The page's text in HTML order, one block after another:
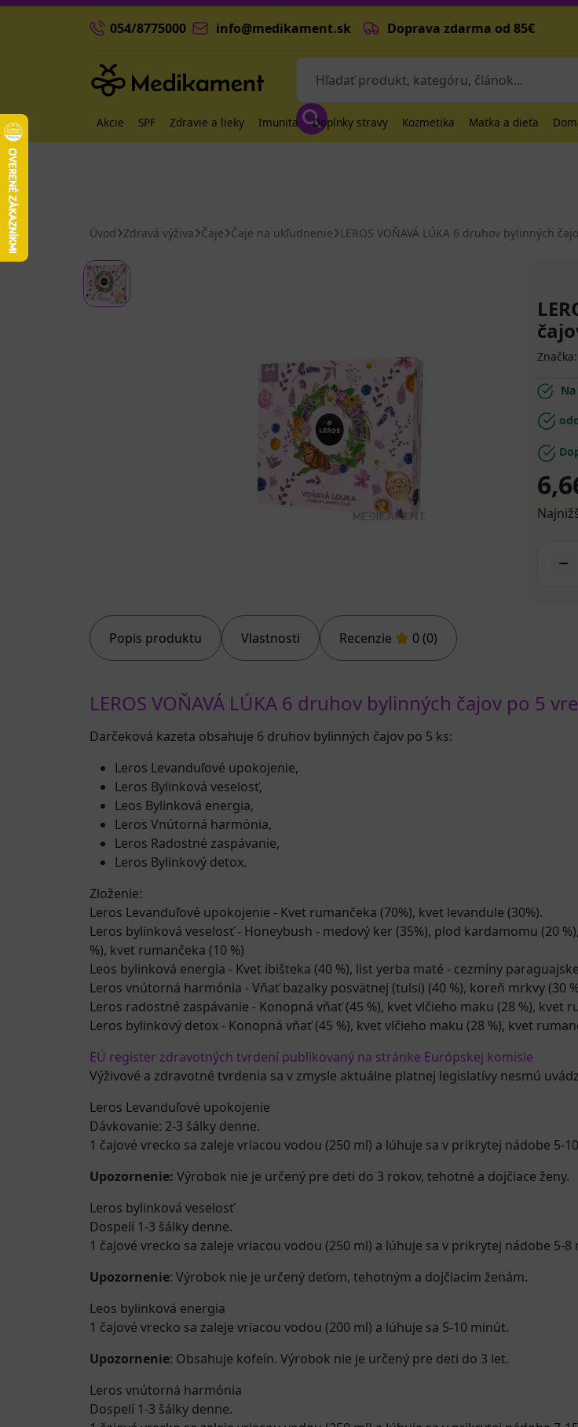
054/8775000 info@medikament.sk Doprava zdarma od 85€
Akcie SPF Zdravie a lieky Imunita Doplnky stravy Kozmetika Matka a dieťa
Úvod Zdravá výživa Čaje Čaje na ukľudnenie LEROS VOŇAVÁ LÚKA 6 druhov bylinných
Popis produktu Vlastnosti Recenzie 0 (0)
Značka:
LEROS VOŇAVÁ LÚKA 6 druhov bylinných čajov po 5
Darčeková kazeta obsahuje 6 druhov bylinných čajov po 5 ks:
Leros Levanduľové upokojenie,
Leros Bylinková veselosť,
Leos Bylinková energia,
Leros Vnútorná harmónia,
Leros Radostné zaspávanie,
Leros Bylinkový detox.
Zloženie:
Leros Levanduľové upokojenie - Kvet rumančeka (70%), kvet levandule (30%).
Leros bylinková veselosť - Honeybush - medový ker (35%), plod kardamomu (20
%), kvet rumančeka (10 %)
Leos bylinková energia - Kvet ibišteka (40 %), list yerba maté - cezmíny
Leros vnútorná harmónia - Vňať bazalky posvätnej (tulsi) (40 %), koreň mrkvy (30
Leros radostné zaspávanie - Konopná vňať (45 %), kvet vlčieho maku (28 %), kvet
Leros bylinkový detox - Konopná vňať (45 %), kvet vlčieho maku (28 %), kvet
EÚ register zdravotných tvrdení publikovaný na stránke Európskej komisie
Výživové a zdravotné tvrdenia sa v zmysle aktuálne platnej legislatívy nesmú
Leros Levanduľové upokojenie
Dávkovanie: 2-3 šálky denne.
1 čajové vrecko sa zaleje vriacou vodou (250 ml) a lúhuje sa v prikrytej nádobe 5-
Upozornenie: Výrobok nie je určený pre deti do 3 rokov, tehotné a dojčiace ženy.
Leros bylinková veselosť
Dospelí 1-3 šálky denne.
1 čajové vrecko sa zaleje vriacou vodou (250 ml) a lúhuje sa v prikrytej nádobe 5-8
Upozornenie: Výrobok nie je určený deťom, tehotným a dojčiacim ženám.
Leos bylinková energia
1 čajové vrecko sa zaleje vriacou vodou (200 ml) a lúhuje sa 5-10 minút.
Upozornenie: Obsahuje kofeín. Výrobok nie je určený pre deti do 3 let.
Leros vnútorná harmónia
Dospelí 1-3 šálky denne.